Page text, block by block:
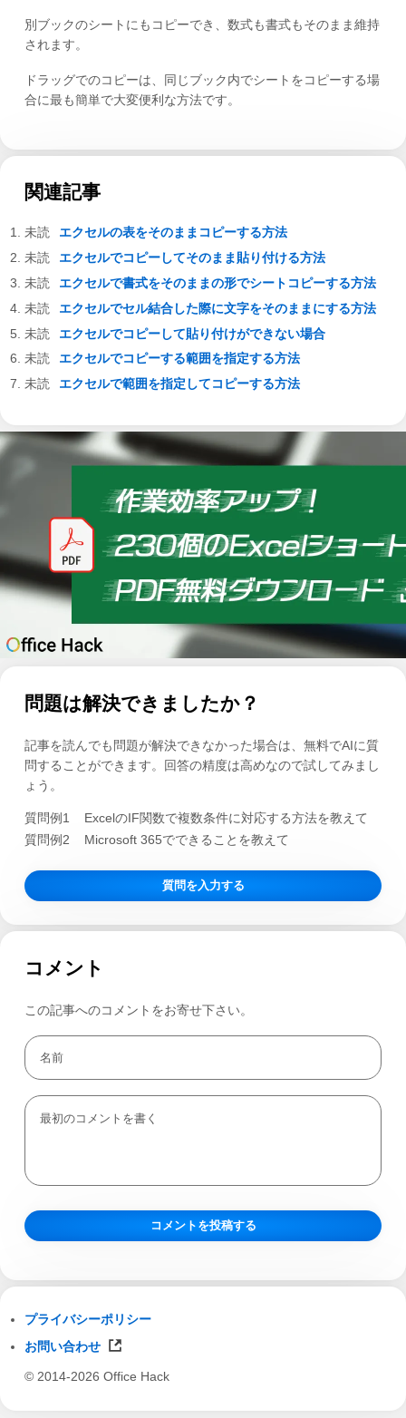
別ブックのシートにもコピーでき、数式も書式もそのまま維持
されます。
ドラッグでのコピーは、同じブック内でシートをコピーする場
合に最も簡単で大変便利な方法です。
関連記事
エクセルの表をそのままコピーする方法
エクセルでコピーしてそのまま貼り付ける方法
エクセルで書式をそのままの形でシートコピーする方法
エクセルでセル結合した際に文字をそのままにする方法
エクセルでコピーして貼り付けができない場合
エクセルでコピーする範囲を指定する方法
エクセルで範囲を指定してコピーする方法
問題は解決できましたか？
記事を読んでも問題が解決できなかった場合は、無料でAIに質
問することができます。回答の精度は高めなので試してみまし
ょう。
質問例1
ExcelのIF関数で複数条件に対応する方法を教えて
質問例2
Microsoft 365でできることを教えて
質問を入力する
コメント
この記事へのコメントをお寄せ下さい。
プライバシーポリシー
お問い合わせ
© 2014-2026 Office Hack